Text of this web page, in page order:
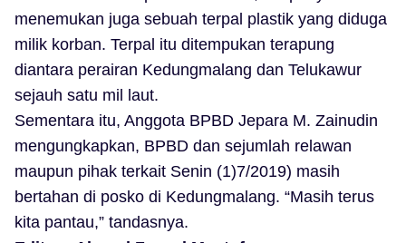
menemukan juga sebuah terpal plastik yang diduga
milik korban. Terpal itu ditempukan terapung
diantara perairan Kedungmalang dan Telukawur
sejauh satu mil laut.
Sementara itu, Anggota BPBD Jepara M. Zainudin
mengungkapkan, BPBD dan sejumlah relawan
maupun pihak terkait Senin (1)7/2019) masih
bertahan di posko di Kedungmalang. “Masih terus
kita pantau,” tandasnya.